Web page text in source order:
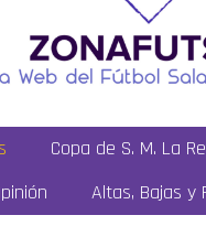
Copa de S. M. La
Altas, Bajas y